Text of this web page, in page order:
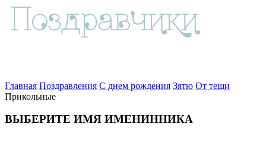
Главная Поздравления С днем рождения Зятю От тещи
Прикольные
ВЫБЕРИТЕ ИМЯ ИМЕНИННИКА